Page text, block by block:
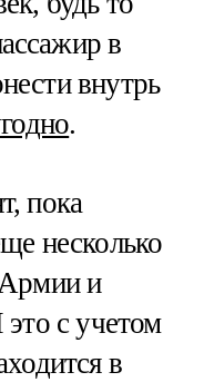
в
внутрь
.
пока
несколько
и
с учетом
в